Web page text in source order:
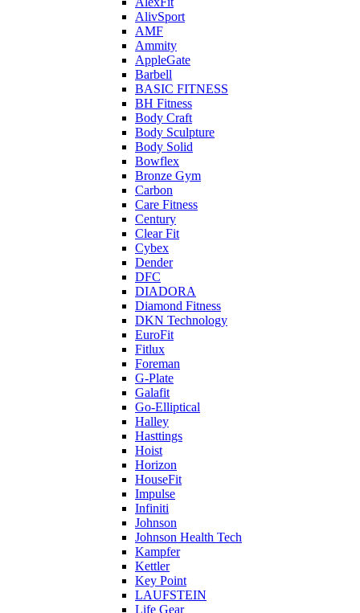
AlivSport
AMF
Ammity
AppleGate
Barbell
BASIC FITNESS
BH Fitness
Body Craft
Body Sculpture
Body Solid
Bowflex
Bronze Gym
Carbon
Care Fitness
Century
Clear Fit
Cybex
Dender
DFC
DIADORA
Diamond Fitness
DKN Technology
EuroFit
Fitlux
Foreman
G-Plate
Galafit
Go-Elliptical
Halley
Hasttings
Hoist
Horizon
HouseFit
Impulse
Infiniti
Johnson
Johnson Health Tech
Kampfer
Kettler
Key Point
LAUFSTEIN
Life Gear